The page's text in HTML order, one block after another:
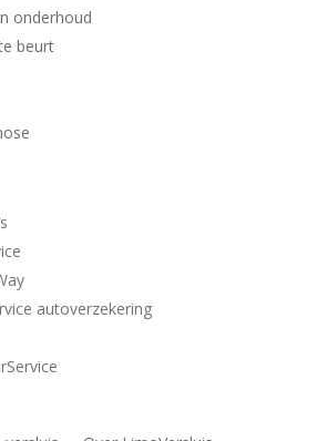
onderhoud
beurt
autoverzekering